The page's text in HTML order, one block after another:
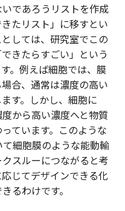
であろうリストを作成
たリスト」に移すとい
しては、研究室でこの
きたらすごい」という
。例えば細胞では、膜
合、通常は濃度の高い
す。しかし、細胞に
から高い濃度へと物質
ています。このような
細胞膜のような能動輸
スルーにつながると考
じてデザインできる化
るわけです。